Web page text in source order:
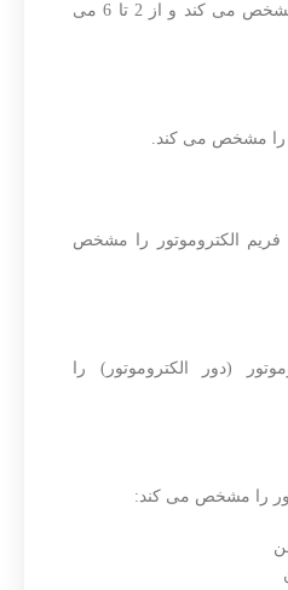
تعدا طبقات گیربکس را مشخص می کند و از 2 تا 6 می
را مشخص می کند.
فریم الکتروموتور را مشخص
(دور الکتروموتور) را
را مشخص می کند: